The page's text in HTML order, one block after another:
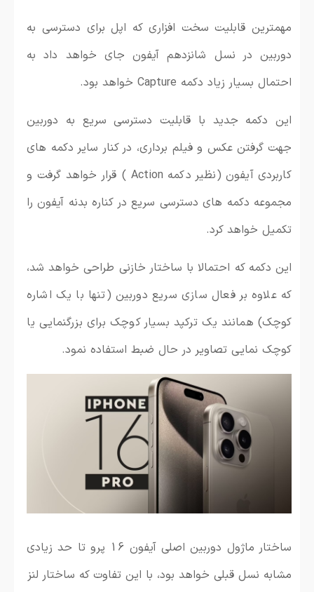
مهمترین قابلیت سخت افزاری که اپل برای دسترسی به
دوربین در نسل شانزدهم آیفون جای خواهد داد به
احتمال بسیار زیاد دکمه Capture خواهد بود.
این دکمه جدید با قابلیت دسترسی سریع به دوربین
جهت گرفتن عکس و فیلم برداری، در کنار سایر دکمه های
کاربردی آیفون (نظیر دکمه Action ) قرار خواهد گرفت و
مجموعه دکمه های دسترسی سریع در کناره بدنه آیفون را
تکمیل خواهد کرد.
این دکمه که احتمالا با ساختار خازنی طراحی خواهد شد،
که علاوه بر فعال سازی سریع دوربین (تنها با یک اشاره
کوچک) همانند یک ترکپد بسیار کوچک برای بزرگنمایی یا
کوچک نمایی تصاویر در حال ضبط استفاده نمود.
ساختار ماژول دوربین اصلی آیفون 16 پرو تا حد زیادی
مشابه نسل قبلی خواهد بود، با این تفاوت که ساختار لنز